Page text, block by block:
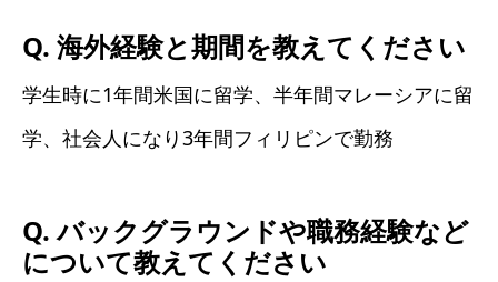
Q. 海外経験と期間を教えてください
学生時に1年間米国に留学、半年間マレーシアに留
学、社会人になり3年間フィリピンで勤務
Q. バックグラウンドや職務経験など
について教えてください